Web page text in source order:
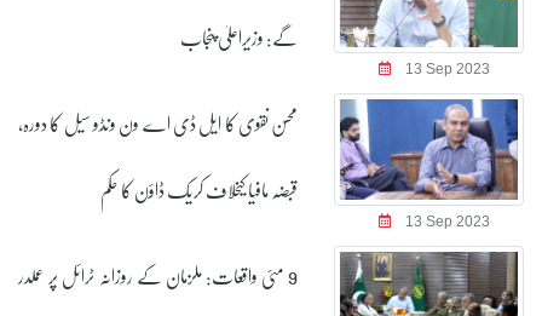
13 Sep 2023
گے: وزیراعلیٰ پنجاب
13 Sep 2023
محسن نقوی کا ایل ڈی اے ون ونڈو سیل کا دورہ،
قبضہ مافیا کیخلاف کریک ڈاؤن کا حکم
9 مئی واقعات: ملزمان کے روزانہ ٹرائل پر عملدر